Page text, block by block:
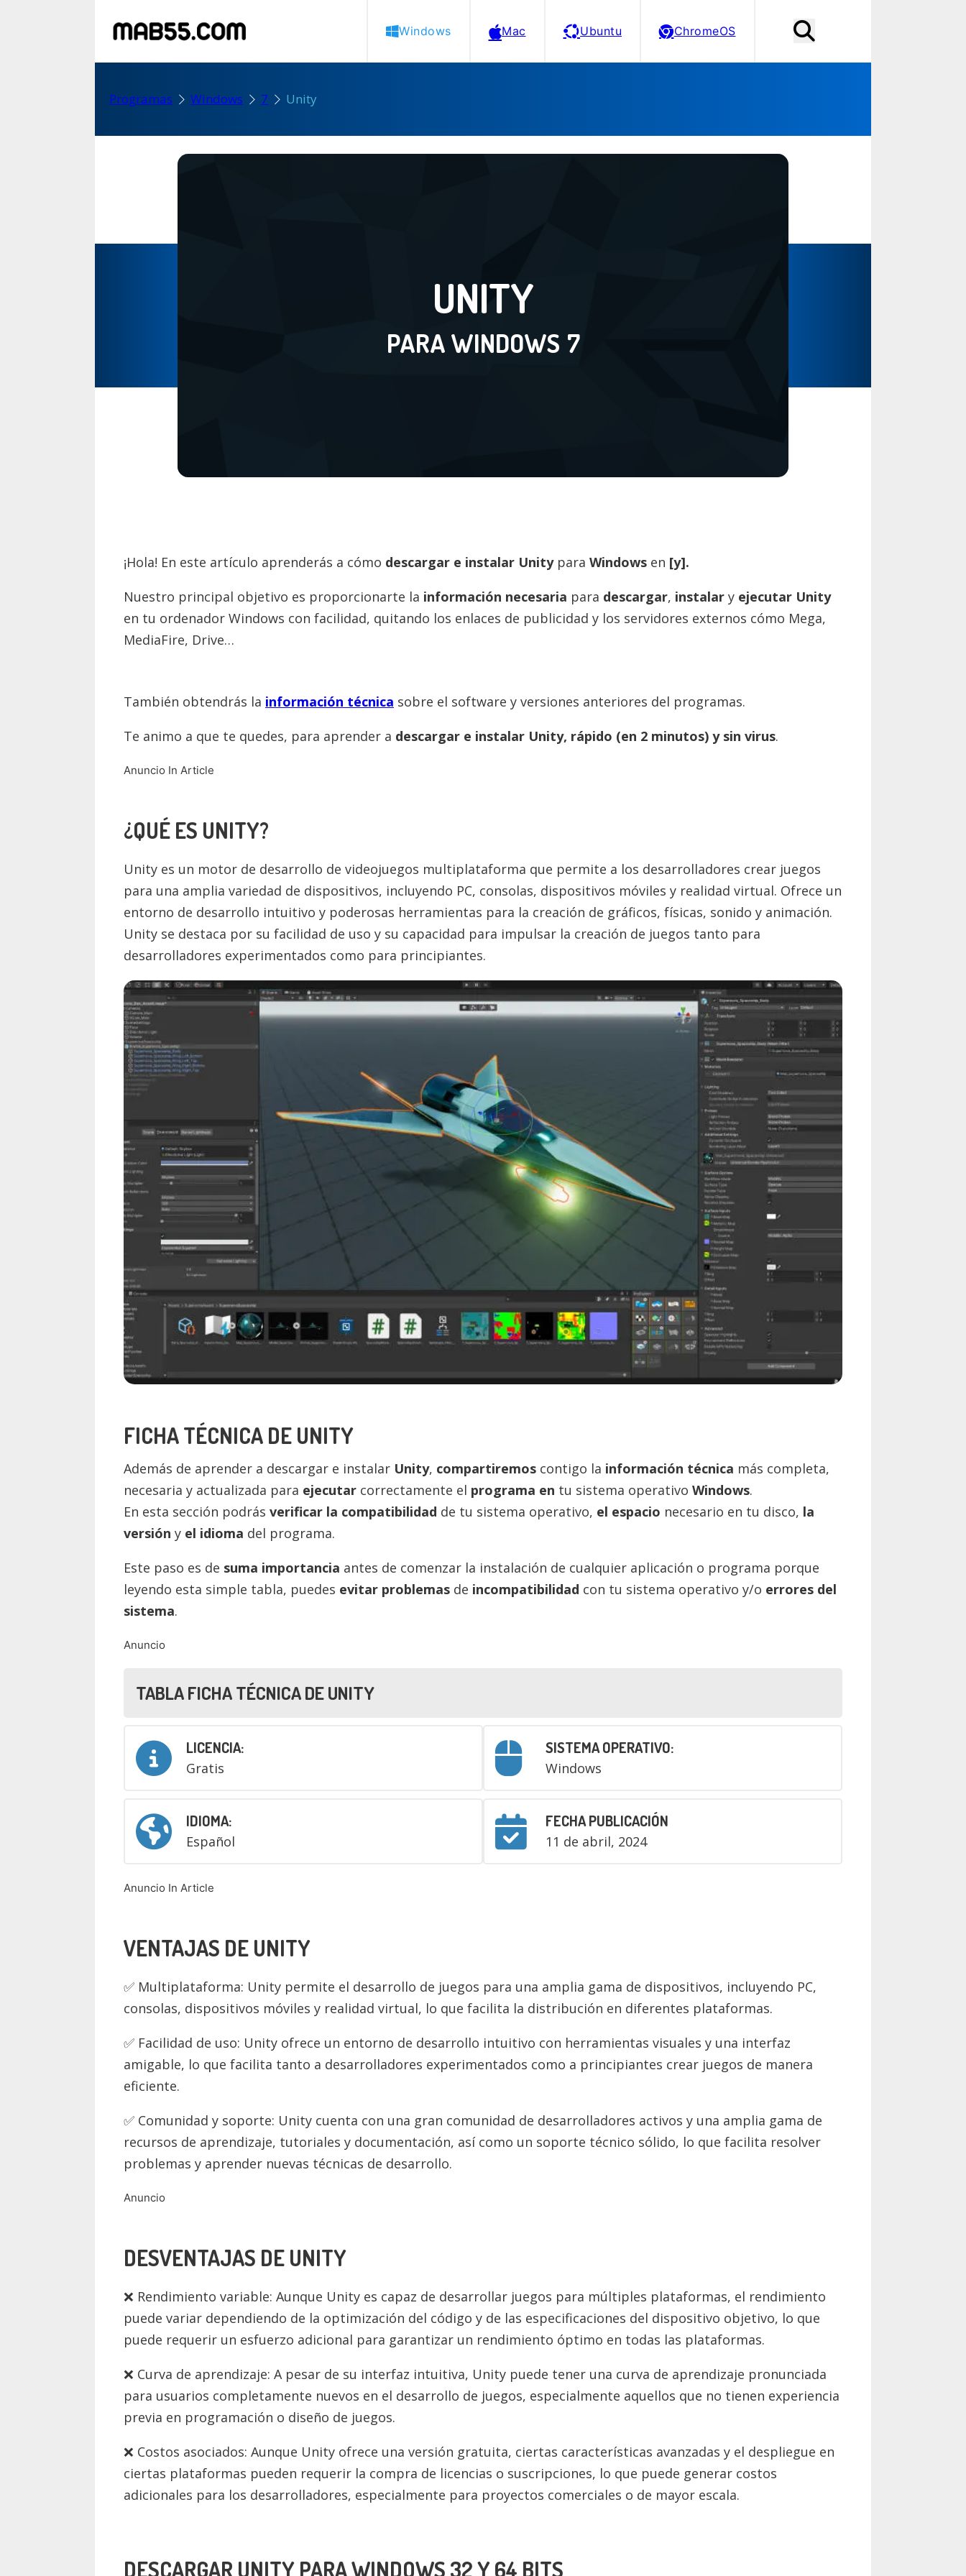
Windows Mac Ubuntu ChromeOS
Programas Windows 7 Unity
UNITY
PARA WINDOWS 7
¡Hola! En este artículo aprenderás a cómo descargar e instalar Unitypara Windows en [y].
Nuestro principal objetivo es proporcionarte la información necesaria para descargar, instalar y ejecutar Unity
en tu ordenador Windows con facilidad, quitando los enlaces de publicidad y los servidores externos cómo Mega,
MediaFire, Drive…
También obtendrás la información técnica sobre el software y versiones anteriores del programas.
Te animo a que te quedes, para aprender a descargar e instalar Unity, rápido (en 2 minutos) y sin virus.
Anuncio In Article
¿QUÉ ES UNITY?
Unity es un motor de desarrollo de videojuegos multiplataforma que permite a los desarrolladores crear juegos
para una amplia variedad de dispositivos, incluyendo PC, consolas, dispositivos móviles y realidad virtual. Ofrece un
entorno de desarrollo intuitivo y poderosas herramientas para la creación de gráficos, físicas, sonido y animación.
Unity se destaca por su facilidad de uso y su capacidad para impulsar la creación de juegos tanto para
desarrolladores experimentados como para principiantes.
FICHA TÉCNICA DE UNITY
Además de aprender a descargar e instalar Unity, compartiremos contigo la información técnica más completa,
necesaria y actualizada para ejecutar correctamente el programa en tu sistema operativo Windows.
En esta sección podrás verificar la compatibilidad de tu sistema operativo, el espacio necesario en tu disco, la
versión y el idioma del programa.
Este paso es de suma importancia antes de comenzar la instalación de cualquier aplicación o programa porque
leyendo esta simple tabla, puedes evitar problemas de incompatibilidad con tu sistema operativo y/o errores del
sistema.
Anuncio
TABLA FICHA TÉCNICA DE UNITY
LICENCIA:
Gratis
SISTEMA OPERATIVO:
Windows
IDIOMA:
Español
FECHA PUBLICACIÓN
11 de abril, 2024
Anuncio In Article
VENTAJAS DE UNITY
Multiplataforma: Unity permite el desarrollo de juegos para una amplia gama de dispositivos, incluyendo PC,
consolas, dispositivos móviles y realidad virtual, lo que facilita la distribución en diferentes plataformas.
Facilidad de uso: Unity ofrece un entorno de desarrollo intuitivo con herramientas visuales y una interfaz
amigable, lo que facilita tanto a desarrolladores experimentados como a principiantes crear juegos de manera
eficiente.
Comunidad y soporte: Unity cuenta con una gran comunidad de desarrolladores activos y una amplia gama de
recursos de aprendizaje, tutoriales y documentación, así como un soporte técnico sólido, lo que facilita resolver
problemas y aprender nuevas técnicas de desarrollo.
Anuncio
DESVENTAJAS DE UNITY
Rendimiento variable: Aunque Unity es capaz de desarrollar juegos para múltiples plataformas, el rendimiento
puede variar dependiendo de la optimización del código y de las especificaciones del dispositivo objetivo, lo que
puede requerir un esfuerzo adicional para garantizar un rendimiento óptimo en todas las plataformas.
Curva de aprendizaje: A pesar de su interfaz intuitiva, Unity puede tener una curva de aprendizaje pronunciada
para usuarios completamente nuevos en el desarrollo de juegos, especialmente aquellos que no tienen experiencia
previa en programación o diseño de juegos.
Costos asociados: Aunque Unity ofrece una versión gratuita, ciertas características avanzadas y el despliegue en
ciertas plataformas pueden requerir la compra de licencias o suscripciones, lo que puede generar costos
adicionales para los desarrolladores, especialmente para proyectos comerciales o de mayor escala.
DESCARGAR UNITY PARA WINDOWS 32 Y 64 BITS